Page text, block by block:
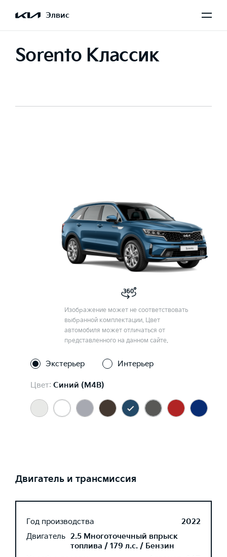
Элвис
Sorento Классик
Изображение может не соответствовать
выбранной комплектации. Цвет
автомобиля может отличаться от
представленного на данном сайте.
Экстерьер Интерьер
Цвет: Синий (M4B)
Двигатель и трансмиссия
Год производства
2022
Двигатель 2.5 Многоточечный впрыск
топлива / 179 л.с. / Бензин